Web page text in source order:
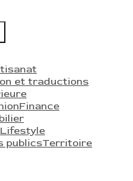
et traductions
Finance
Lifestyle
publicsTerritoire